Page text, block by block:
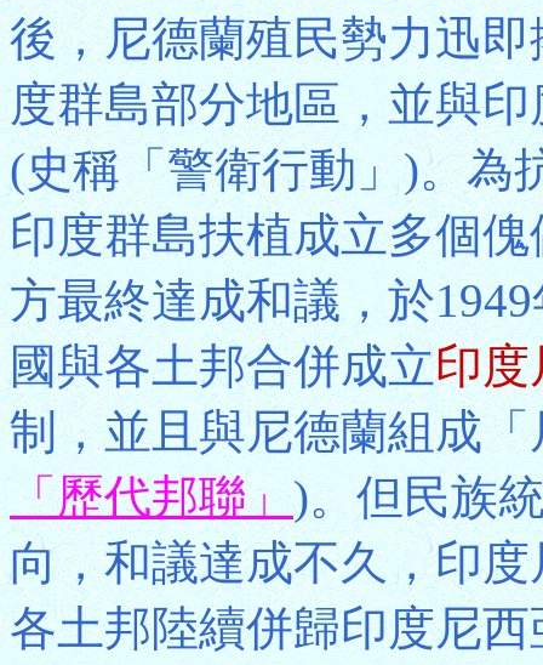
後，尼德蘭殖民勢力迅
度群島部分地區，並與
(史稱「警衛行動」)。為
印度群島扶植成立多個
方最終達成和議，於
國與各土邦合併成立印度
制，並且與尼德蘭組成
「歷代邦聯」)。但民族
向，和議達成不久，印
各土邦陸續併歸印度尼